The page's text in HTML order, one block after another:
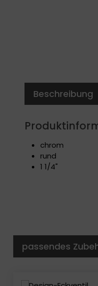
Beschreibung
chrom
rund
1 1/4"
passendes